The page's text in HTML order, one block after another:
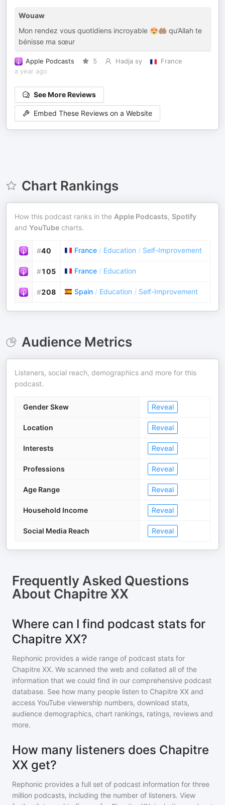
Wouaw
Mon rendez vous quotidiens incroyable 😍🤲🏾 qu’Allah te
bénisse ma sœur
Apple Podcasts 5 Hadja sy
France
a year ago
See More Reviews
Embed These Reviews on a Website
Chart Rankings
How this podcast ranks in the Apple Podcasts, Spotify
and YouTube charts.
#40 France / Education / Self-Improvement
#105 France / Education
#208 Spain / Education / Self-Improvement
Audience Metrics
Listeners, social reach, demographics and more for this
podcast.
Gender Skew Reveal
Location Reveal
Interests Reveal
Professions Reveal
Age Range Reveal
Household Income Reveal
Social Media Reach Reveal
Frequently Asked Questions
About Chapitre XX
Where can I find podcast stats for
Chapitre XX?
Rephonic provides a wide range of podcast stats for
Chapitre XX. We scanned the web and collated all of the
information that we could find in our comprehensive podcast
database. See how many people listen to Chapitre XX and
access YouTube viewership numbers, download stats,
audience demographics, chart rankings, ratings, reviews and
more.
How many listeners does Chapitre
XX get?
Rephonic provides a full set of podcast information for three
million podcasts, including the number of listeners. View